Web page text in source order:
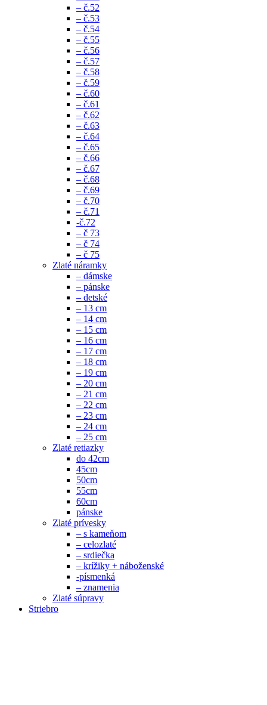
– č.52
– č.53
– č.54
– č.55
– č.56
– č.57
– č.58
– č.59
– č.60
– č.61
– č.62
– č.63
– č.64
– č.65
– č.66
– č.67
– č.68
– č.69
– č.70
– č.71
-č.72
– č 73
– č 74
– č 75
Zlaté náramky
– dámske
– pánske
– detské
– 13 cm
– 14 cm
– 15 cm
– 16 cm
– 17 cm
– 18 cm
– 19 cm
– 20 cm
– 21 cm
– 22 cm
– 23 cm
– 24 cm
– 25 cm
Zlaté retiazky
do 42cm
45cm
50cm
55cm
60cm
pánske
Zlaté prívesky
– s kameňom
– celozlaté
– srdiečka
– krížiky + náboženské
-písmenká
– znamenia
Zlaté súpravy
Striebro